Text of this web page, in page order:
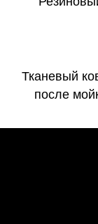
Тканевый
после